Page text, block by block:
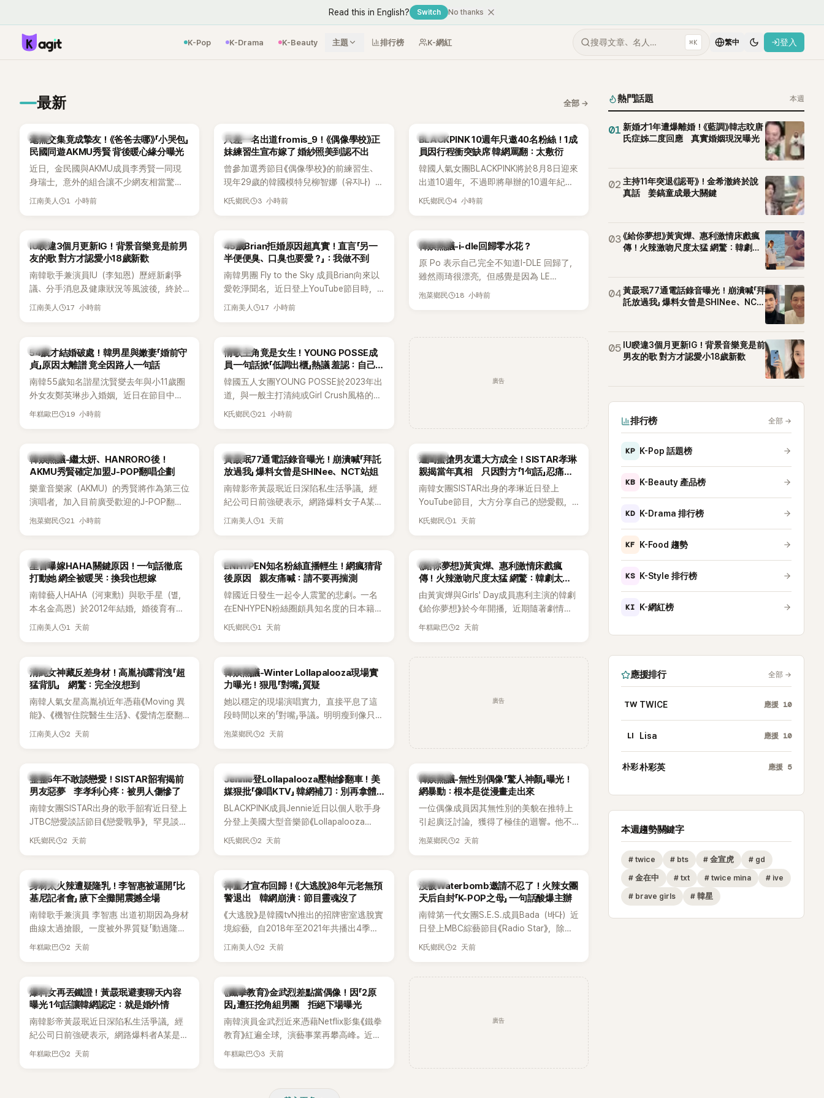
Read this in English? Switch No thanks
K-Pop K-Drama K-Beauty 主題 排行榜 K-網紅 搜尋文章、名人… ⌘K 繁中 登入
最新 全部 →
韓星
毫無交集竟成摯友！《爸爸去哪》「小哭包」
民國同遊AKMU秀賢 背後暖心緣分曝光
近日，金民國與AKMU成員李秀賢一同現
身瑞士，意外的組合讓不少網友相當驚
訝。兩人過去幾乎沒有公開交集，如今卻
江南美人 1 小時前
K-POP
只差一名出道fromis_9！《偶像學校》正
妹練習生宣布嫁了 婚紗照美到認不出
曾參加選秀節目《偶像學校》的前練習生、
現年29歲的韓國模特兒柳智娜（유지나），
近日無預警在社群平台公開一系列婚紗
K氏鄉民 3 小時前
K-POP
BLACKPINK 10週年只邀40名粉絲！1成
員因行程衝突缺席 韓網罵翻：太敷衍
韓國人氣女團BLACKPINK將於8月8日迎來
出道10週年，不過即將舉辦的10週年紀念
Meet & Greet活動，依舊無法看到四人合
絲熱議。
K氏鄉民 4 小時前
韓星
IU睽違3個月更新IG！背景音樂竟是前男
友的歌 對方才認愛小18歲新歡
南韓歌手兼演員IU（李知恩）歷經新劇爭
議、分手消息及健康狀況等風波後，終於
睽違3個月更新社群平台，一口氣曬出20
音樂，意外掀起韓網討論。
江南美人 17 小時前
韓星
45歲Brian拒婚原因超真實！直言「另一
半便便臭、口臭也要愛？」：我做不到
南韓男團 Fly to the Sky 成員Brian向來以
愛乾淨聞名，近日登上YouTube節目時，
再度談到自己的婚姻觀，直言無法理解「連
江南美人 17 小時前
熱議討論
韓娛熱議-i-dle回歸零水花？
原 Po 表示自己完全不知道I-DLE 回歸了，
雖然雨琦很漂亮，但感覺是因為 LE
SSERAFIM 和 aespa 佔據了市場。
泡菜鄉民 18 小時前
韓星
54歲才結婚破處！韓男星與嫩妻「婚前守
貞」原因太離譜 竟全因路人一句話
南韓55歲知名諧星沈賢燮去年與小11歲圈
外女友鄭英琳步入婚姻，近日在節目中分
享與妻子的戀愛故事，笑稱兩人原本想享
前一直堅守「婚前守貞」的原因之一。
年糕歐巴 19 小時前
K-POP
情歌主角竟是女生！YOUNG POSSE成
員一句話掀「低調出櫃」熱議 羞認：自己
都不敢聽
韓國五人女團YOUNG POSSE於2023年出
道，與一般主打清純或Girl Crush風格的女
團不同，她們以濃厚的Hip-Hop元素、自
的音樂風格，在海外尤其是歐美市場累積
不少人氣，逐漸成為第五代女團中極具辨
識度的新生代代表之一。
K氏鄉民 21 小時前
廣告
熱議討論
韓娛熱議-繼太妍、HANRORO後！
AKMU秀賢確定加盟J-POP翻唱企劃
樂童音樂家（AKMU）的秀賢將作為第三位
演唱者，加入目前廣受歡迎的J-POP翻唱
企劃。繼太妍和Hanroro之後，秀賢已獲
泡菜鄉民 21 小時前
韓星
黃晸珉77通電話錄音曝光！崩潰喊「拜託
放過我」 爆料女曾是SHINee、NCT站姐
南韓影帝黃晸珉近日深陷私生活爭議，經
紀公司日前強硬表示，網路爆料女子A某涉
嫌長期跟蹤黃晸珉，已正式採取法律行
的單方面騷擾。如今，韓媒《Dispatch》再
曝光雙方77通電話的錄音內容，而A也首
度承認自己過去曾是SHINee、NCT等偶像
團體的「站姐」，事件持續延燒。
江南美人 1 天前
K-POP
遭閨蜜搶男友還大方成全！SISTAR孝琳
親揭當年真相 只因對方「1句話」忍痛放
手
南韓女團SISTAR出身的孝琳近日登上
YouTube節目，大方分享自己的戀愛觀，
更首度坦承過去曾遭最好的朋友搶走男
K氏鄉民 1 天前
韓星
星首曝嫁HAHA關鍵原因！一句話徹底
打動她 網全被暖哭：換我也想嫁
南韓藝人HAHA（河東勳）與歌手星（별，
本名金高恩）於2012年結婚，婚後育有兩
子一女，一家五口生活幸福美滿，也是韓
步入婚姻的最大理由。
江南美人 1 天前
K-POP
ENHYPEN知名粉絲直播輕生！網瘋猜背
後原因 親友痛喊：請不要再揣測
韓國近日發生一起令人震驚的悲劇。一名
在ENHYPEN粉絲圈頗具知名度的日本籍女
粉絲，日前在TikTok直播期間輕生，最終
止揣測，盼逝者安息。
K氏鄉民 1 天前
韓劇
《給你夢想》黃寅燁、惠利激情床戲瘋
傳！火辣激吻尺度太猛 網驚：韓劇太敢
拍
由黃寅燁與Girls' Day成員惠利主演的韓劇
《給你夢想》於今年開播，近期隨著劇情進
入高潮，男女主角的感情線快速升溫。最
年糕歐巴 2 天前
韓星
清純女神藏反差身材！高胤禎露背洩「超
猛背肌」 網驚：完全沒想到
南韓人氣女星高胤禎近年憑藉《Moving 異
能》、《機智住院醫生生活》、《愛情怎麼翻
譯？》、《努力克服自卑的我們》等多部熱門
近況照意外掀起熱議，不是因為仙氣十足
的美貌，而是藏在纖細身材下的超狂背肌
與肩膀線條，反差感十足，讓不少網友看
傻直呼：「原來她身材這麼猛！」
江南美人 2 天前
熱議討論
韓娛熱議-Winter Lollapalooza現場實
力曝光！狠甩「對嘴」質疑
她以穩定的現場演唱實力，直接平息了這
段時間以來的「對嘴」爭議。明明瘦到像只剩
骨頭，怎麼還能唱出這麼驚人的爆發力和
泡菜鄉民 2 天前
廣告
韓星
整整5年不敢談戀愛！SISTAR韶宥揭前
男友惡夢 李孝利心疼：被男人傷慘了
南韓女團SISTAR出身的歌手韶宥近日登上
JTBC戀愛談話節目《戀愛戰爭》，罕見談及
自己的感情生活，不僅坦言已經整整5年沒
K氏鄉民 2 天前
K-POP
Jennie登Lollapalooza壓軸慘翻車！美
媒狠批「像唱KTV」 韓網補刀：別再拿體
力當藉口
BLACKPINK成員Jennie近日以個人歌手身
分登上美國大型音樂節《Lollapalooza
Chicago》主舞台，不僅成為首位擔任該音
遭部分網友質疑，就連美國當地媒體也毫
不留情給出負評，甚至形容整場演出「就像
一場豪華KTV」。
K氏鄉民 2 天前
熱議討論
韓娛熱議-無性別偶像「驚人神顏」曝光！
網暴動：根本是從漫畫走出來
一位偶像成員因其無性別的美貌在推特上
引起廣泛討論，獲得了極佳的迴響。他不
僅外型出眾，舞技也備受讚譽。
泡菜鄉民 2 天前
K-POP
身材太火辣遭疑隆乳！李智惠被逼開「比
基尼記者會」 腋下全攤開震撼全場
南韓歌手兼演員 李智惠 出道初期因為身材
曲線太過搶眼，一度被外界質疑「動過隆乳
手術」，最後甚至被公司安排親上火線，召
口回憶這段「隆乳疑雲黑歷史」，話題再度被
翻出來熱議。 2日播出的 SBS 綜藝節目
《我的經紀人太難搞－秘書鎮》，邀請同時
兼顧工作與育兒的演藝圈代表「媽媽群」
——李智惠、李賢怡、李恩亨，以第13位
年糕歐巴 2 天前
韓星
神童才宣布回歸！《大逃脫》8年元老無預
警退出 韓網崩潰：節目靈魂沒了
《大逃脫》是韓國tvN推出的招牌密室逃脫實
境綜藝，自2018年至2021年共播出4季，
由鄭鍾淵PD打造完整的「大逃脫宇宙
江南美人 2 天前
K-POP
沒被Waterbomb邀請不忍了！火辣女團
天后自封「K-POP之母」 一句話酸爆主辦
南韓第一代女團S.E.S.成員Bada（바다）近
日登上MBC綜藝節目《Radio Star》，除了
分享近況，還罕見公開向夏季音樂節
K氏鄉民 2 天前
韓星
爆料女再丟鐵證！黃晸珉避妻聊天內容
曝光 1句話讓韓網認定：就是婚外情
南韓影帝黃晸珉近日深陷私生活爭議，經
紀公司日前強硬表示，網路爆料者A某是涉
嫌長期跟蹤黃晸珉的嫌疑人，已採取法律
年糕歐巴 2 天前
韓星
《鐵拳教育》金武烈差點當偶像！因「2原
因」遭狂挖角組男團 拒絕下場曝光
南韓演員金武烈近來憑藉Netflix影集《鐵拳
教育》紅遍全球，演藝事業再攀高峰。近日
被爆出一段鮮為人知的出道祕辛，原來他
年糕歐巴 3 天前
廣告
熱門話題 本週
01 新婚才1年遭爆離婚！《藍調》韓志旼唐
氏症姊二度回應 真實婚姻現況曝光
02 主持11年突退《認哥》！金希澈終於說
真話 姜鎬童成最大關鍵
03《給你夢想》黃寅燁、惠利激情床戲瘋
傳！火辣激吻尺度太猛 網驚：韓劇太
04黃晸珉77通電話錄音曝光！崩潰喊「拜
託放過我」 爆料女曾是SHINee、NCT
05 IU睽違3個月更新IG！背景音樂竟是前
男友的歌 對方才認愛小18歲新歡
排行榜 全部 →
KP K-Pop 話題榜
KB K-Beauty 產品榜
KD K-Drama 排行榜
KF K-Food 趨勢
KS K-Style 排行榜
KI K-網紅榜
應援排行 全部 →
TW TWICE 應援 10
LI Lisa 應援 10
朴彩朴彩英 應援 5
本週趨勢關鍵字
# twice # bts # 金宣虎 # gd
# 金在中 # txt # twice mina # ive
# brave girls # 韓星